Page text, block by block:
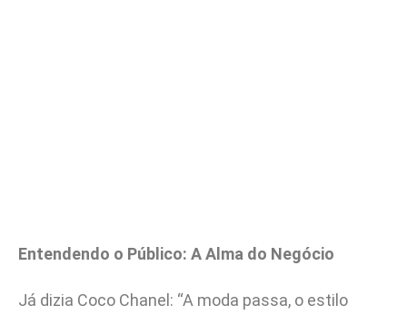
Entendendo o Público: A Alma do Negócio
Já dizia Coco Chanel: “A moda passa, o estilo